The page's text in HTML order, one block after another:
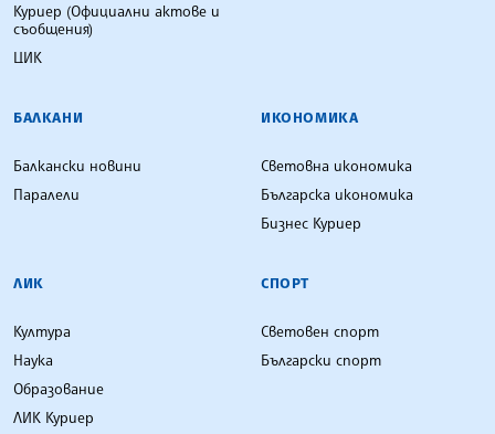
Куриер (Официални актове и
съобщения)
ЦИК
БАЛКАНИ
Балкански новини
Паралели
ИКОНОМИКА
Световна икономика
Българска икономика
Бизнес Куриер
ЛИК
Култура
Наука
Образование
ЛИК Куриер
СПОРТ
Световен спорт
Български спорт